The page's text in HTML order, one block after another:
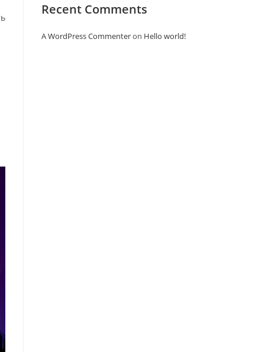
Recent Comments
A WordPress Commenteron Hello world!